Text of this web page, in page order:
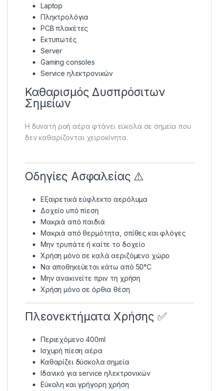
Laptop
Πληκτρολόγια
PCB πλακέτες
Εκτυπωτές
Server
Gaming consoles
Service ηλεκτρονικών
Καθαρισμός Δυσπρόσιτων
Σημείων
Η δυνατή ροή αέρα φτάνει εύκολα σε σημεία που
δεν καθαρίζονται χειροκίνητα.
Οδηγίες Ασφαλείας ⚠️
Εξαιρετικά εύφλεκτο αερόλυμα
Δοχείο υπό πίεση
Μακριά από παιδιά
Μακριά από θερμότητα, σπίθες και φλόγες
Μην τρυπάτε ή καίτε το δοχείο
Χρήση μόνο σε καλά αεριζόμενο χώρο
Να αποθηκεύεται κάτω από 50°C
Μην ανακινείτε πριν τη χρήση
Χρήση μόνο σε όρθια θέση
Πλεονεκτήματα Χρήσης ✅
Περιεχόμενο 400ml
Ισχυρή πίεση αέρα
Καθαρίζει δύσκολα σημεία
Ιδανικό για service ηλεκτρονικών
Εύκολη και γρήγορη χρήση